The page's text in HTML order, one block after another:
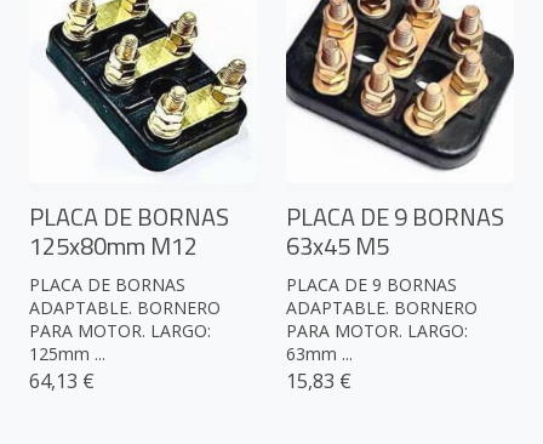
PLACA DE BORNAS
125x80mm M12
PLACA DE BORNAS
ADAPTABLE. BORNERO
PARA MOTOR. LARGO:
125mm ...
64,13 €
PLACA DE 9 BORNAS
63x45 M5
PLACA DE 9 BORNAS
ADAPTABLE. BORNERO
PARA MOTOR. LARGO:
63mm ...
15,83 €